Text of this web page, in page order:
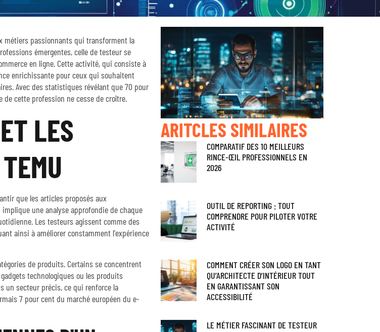
métiers passionnants qui transforment la
émergentes, celle de testeur se
en ligne. Cette activité, qui consiste à
enrichissante pour ceux qui souhaitent
Avec des statistiques révélant que 70 pour
cette profession ne cesse de croître.
LES
que les articles proposés aux
une analyse approfondie de chaque
Les testeurs agissent comme des
ainsi à améliorer constamment l'expérience
de produits. Certains se concentrent
technologiques ou les produits
un secteur précis, ce qui renforce la
7 pour cent du marché européen du e-
ARITCLES SIMILAIRES
COMPARATIF DES 10 MEILLEURS
RINCE-ŒIL PROFESSIONNELS EN
2026
OUTIL DE REPORTING : TOUT
COMPRENDRE POUR PILOTER VOTRE
ACTIVITÉ
COMMENT CRÉER SON LOGO EN TANT
QU’ARCHITECTE D’INTÉRIEUR TOUT
EN GARANTISSANT SON
ACCESSIBILITÉ
LE MÉTIER FASCINANT DE TESTEUR